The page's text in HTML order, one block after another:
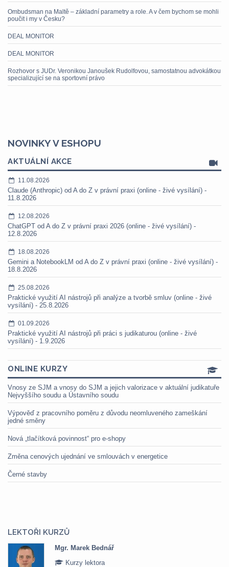
Ombudsman na Maltě – základní parametry a role. A v čem bychom se mohli
poučit i my v Česku?
DEAL MONITOR
DEAL MONITOR
Rozhovor s JUDr. Veronikou Janoušek Rudolfovou, samostatnou advokátkou
specializující se na sportovní právo
NOVINKY V ESHOPU
AKTUÁLNÍ AKCE
11.08.2026
Claude (Anthropic) od A do Z v právní praxi (online - živé vysílání) -
11.8.2026
12.08.2026
ChatGPT od A do Z v právní praxi 2026 (online - živé vysílání) -
12.8.2026
18.08.2026
Gemini a NotebookLM od A do Z v právní praxi (online - živé vysílání) -
18.8.2026
25.08.2026
Praktické využití AI nástrojů při analýze a tvorbě smluv (online - živé
vysílání) - 25.8.2026
01.09.2026
Praktické využití AI nástrojů při práci s judikaturou (online - živé
vysílání) - 1.9.2026
ONLINE KURZY
Vnosy ze SJM a vnosy do SJM a jejich valorizace v aktuální judikatuře
Nejvyššího soudu a Ústavního soudu
Výpověď z pracovního poměru z důvodu neomluveného zameškání
jedné směny
Nová „tlačítková povinnost“ pro e-shopy
Změna cenových ujednání ve smlouvách v energetice
Černé stavby
LEKTOŘI KURZŮ
Mgr. Marek Bednář
Kurzy lektora